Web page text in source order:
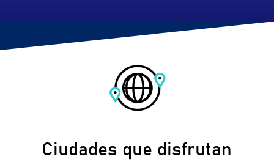
Ciudades que disfrutan